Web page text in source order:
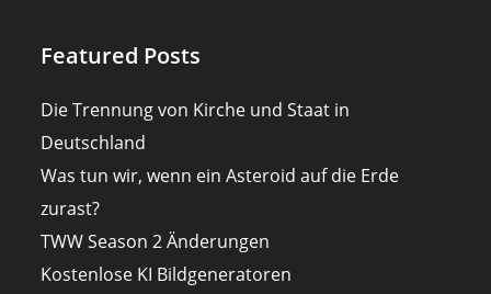
Featured Posts
Die Trennung von Kirche und Staat in
Deutschland
Was tun wir, wenn ein Asteroid auf die Erde
zurast?
TWW Season 2 Änderungen
Kostenlose KI Bildgeneratoren